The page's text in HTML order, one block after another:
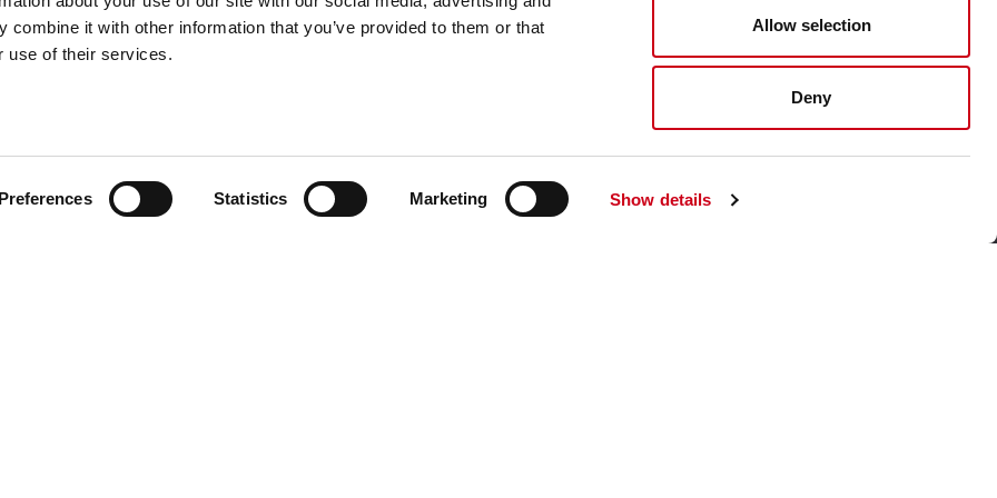
combine it with other information that you’ve provided to them or that
use of their services.
Preferences Statistics Marketing Show details
Allow selection
Deny
Visite le site corporate